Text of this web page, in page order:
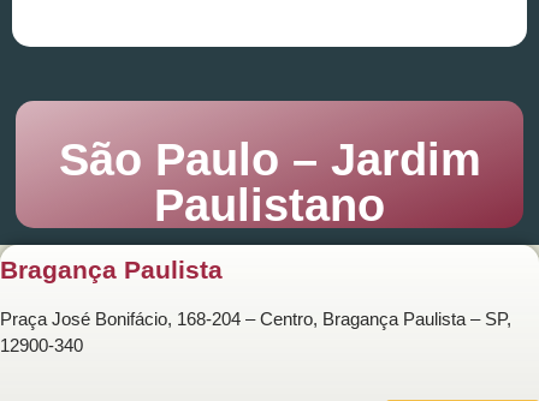
São Paulo – Jardim
Paulistano
Bragança Paulista
Praça José Bonifácio, 168-204 – Centro, Bragança Paulista – SP,
12900-340